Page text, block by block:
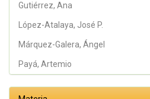
Gutiérrez, Ana
López-Atalaya, José P.
Márquez-Galera, Ángel
Payá, Artemio